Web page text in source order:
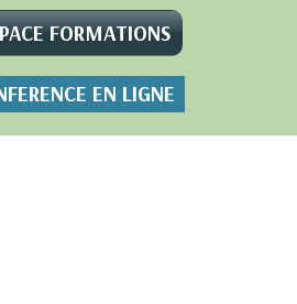
FORMATIONS
EN LIGNE